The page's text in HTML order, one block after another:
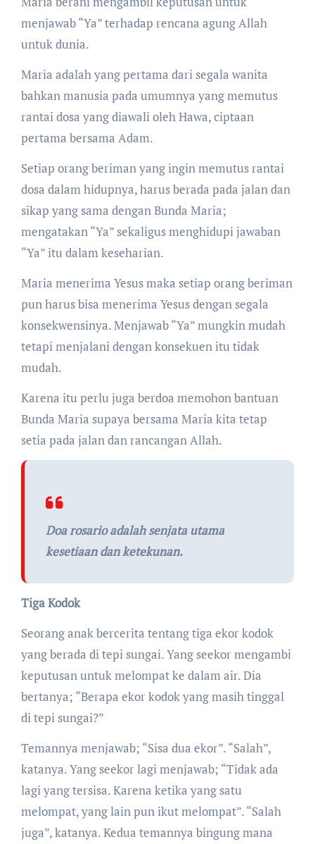
menjawab “Ya” terhadap rencana agung Allah
untuk dunia.
Maria adalah yang pertama dari segala wanita
bahkan manusia pada umumnya yang memutus
rantai dosa yang diawali oleh Hawa, ciptaan
pertama bersama Adam.
Setiap orang beriman yang ingin memutus rantai
dosa dalam hidupnya, harus berada pada jalan dan
sikap yang sama dengan Bunda Maria;
mengatakan “Ya” sekaligus menghidupi jawaban
“Ya” itu dalam keseharian.
Maria menerima Yesus maka setiap orang beriman
pun harus bisa menerima Yesus dengan segala
konsekwensinya. Menjawab “Ya” mungkin mudah
tetapi menjalani dengan konsekuen itu tidak
mudah.
Karena itu perlu juga berdoa memohon bantuan
Bunda Maria supaya bersama Maria kita tetap
setia pada jalan dan rancangan Allah.
Doa rosario adalah senjata utama
kesetiaan dan ketekunan.
Tiga Kodok
Seorang anak bercerita tentang tiga ekor kodok
yang berada di tepi sungai. Yang seekor mengambi
keputusan untuk melompat ke dalam air. Dia
bertanya; “Berapa ekor kodok yang masih tinggal
di tepi sungai?”
Temannya menjawab; “Sisa dua ekor”. “Salah”,
katanya. Yang seekor lagi menjawab; “Tidak ada
lagi yang tersisa. Karena ketika yang satu
melompat, yang lain pun ikut melompat”. “Salah
juga”, katanya. Kedua temannya bingung mana